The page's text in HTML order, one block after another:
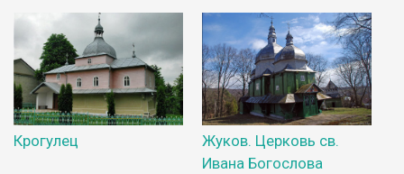
Крогулец
Жуков. Церковь св.
Ивана Богослова